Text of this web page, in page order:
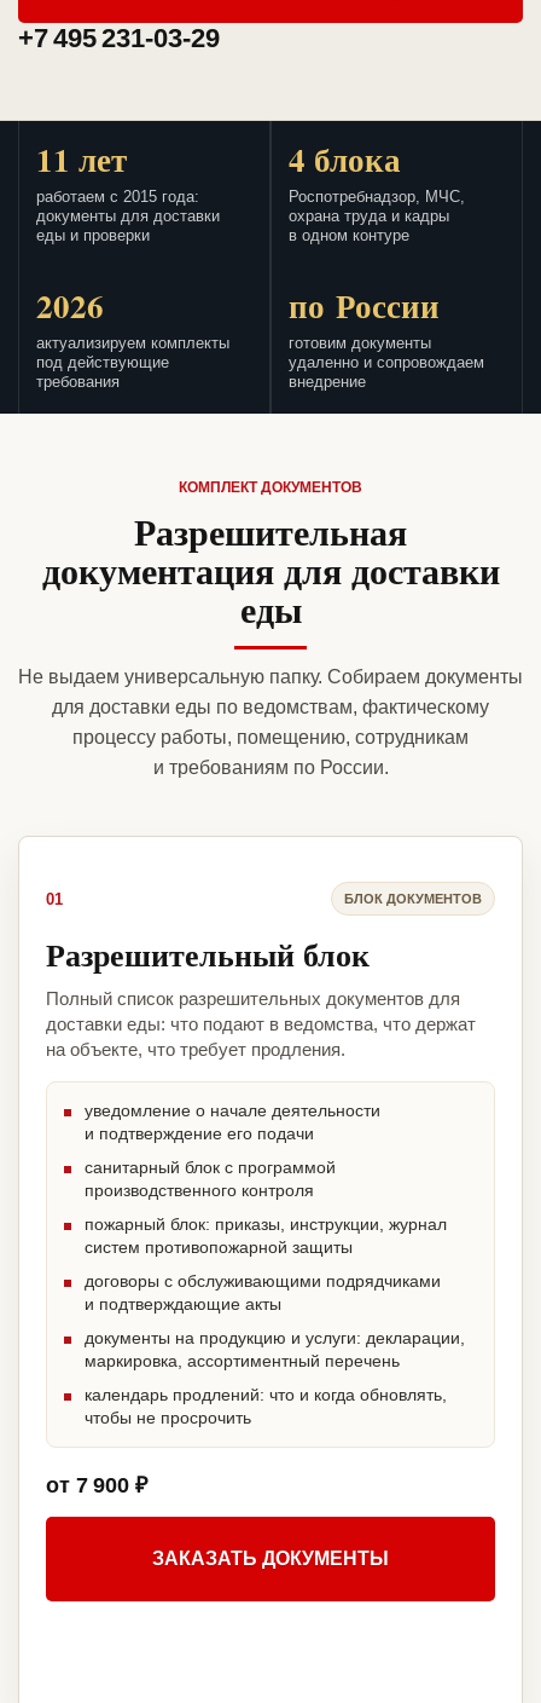
+7 495 231-03-29
11 лет
работаем с 2015 года:
документы для доставки
еды и проверки
4 блока
Роспотребнадзор, МЧС,
охрана труда и кадры
в одном контуре
2026
актуализируем комплекты
под действующие
требования
по России
готовим документы
удаленно и сопровождаем
внедрение
КОМПЛЕКТ ДОКУМЕНТОВ
Разрешительная
документация для доставки
еды
Не выдаем универсальную папку. Собираем документы
для доставки еды по ведомствам, фактическому
процессу работы, помещению, сотрудникам
и требованиям по России.
01 БЛОК ДОКУМЕНТОВ
Разрешительный блок
Полный список разрешительных документов для
доставки еды: что подают в ведомства, что держат
на объекте, что требует продления.
уведомление о начале деятельности
и подтверждение его подачи
санитарный блок с программой
производственного контроля
пожарный блок: приказы, инструкции, журнал
систем противопожарной защиты
договоры с обслуживающими подрядчиками
и подтверждающие акты
документы на продукцию и услуги: декларации,
маркировка, ассортиментный перечень
календарь продлений: что и когда обновлять,
чтобы не просрочить
от 7 900 ₽
ЗАКАЗАТЬ ДОКУМЕНТЫ